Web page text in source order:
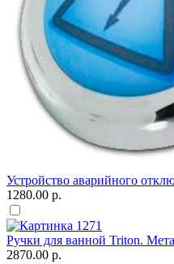
Устройство аварийного
1280.00 р.
Ручки для ванной Triton.
2870.00 р.